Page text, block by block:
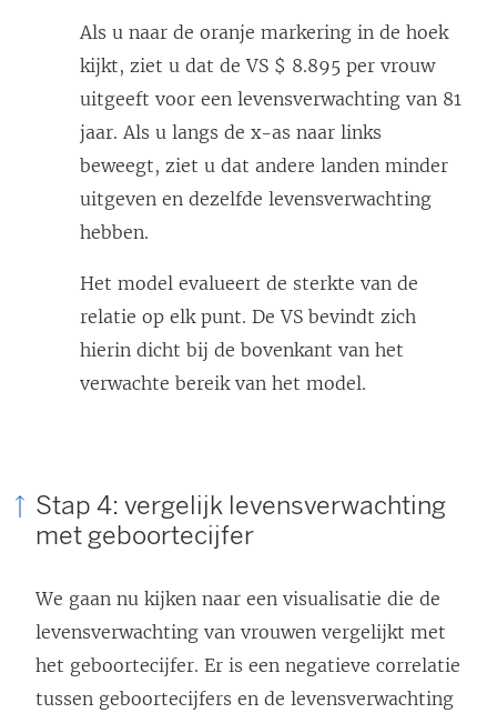
Als u naar de oranje markering in de hoek
kijkt, ziet u dat de VS $ 8.895 per vrouw
uitgeeft voor een levensverwachting van 81
jaar. Als u langs de x-as naar links
beweegt, ziet u dat andere landen minder
uitgeven en dezelfde levensverwachting
hebben.
Het model evalueert de sterkte van de
relatie op elk punt. De VS bevindt zich
hierin dicht bij de bovenkant van het
verwachte bereik van het model.
Stap 4: vergelijk levensverwachting
met geboortecijfer
We gaan nu kijken naar een visualisatie die de
levensverwachting van vrouwen vergelijkt met
het geboortecijfer. Er is een negatieve correlatie
tussen geboortecijfers en de levensverwachting